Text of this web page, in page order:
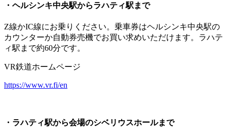
・ヘルシンキ中央駅からラハティ駅まで
Z線かIC線にお乗りください。乗車券はヘルシンキ中央駅の
カウンターか自動券売機でお買い求めいただけます。ラハテ
ィ駅まで約60分です。
VR鉄道ホームページ
https://www.vr.fi/en
・ ラハティ駅から会場のシベリウスホールまで